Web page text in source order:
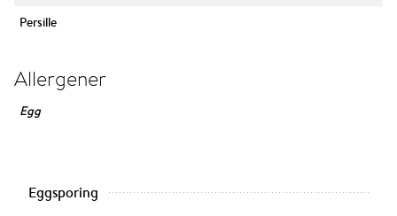
Persille
Allergener
Egg
Eggsporing